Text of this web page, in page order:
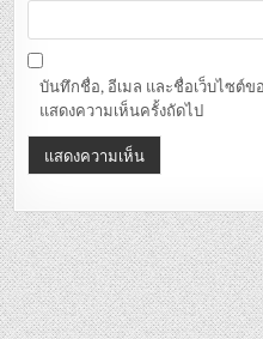
บันทึกชื่อ, อีเมล และชื่อเว็บไซต์ข
แสดงความเห็นครั้งถัดไป